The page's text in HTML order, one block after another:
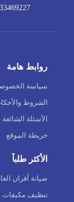
روابط هامة
سياسة
الشروط
الأسئلة الشائعة
خريطة الموقع
الأكثر طلباً
صيانة أفران
تنظيف مكيفات